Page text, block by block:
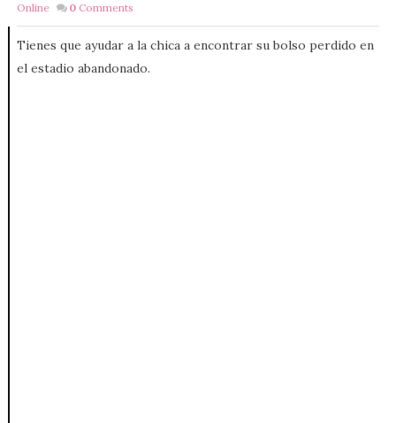
Online
0 Comments
Tienes que ayudar a la chica a encontrar su bolso perdido en
el estadio abandonado.